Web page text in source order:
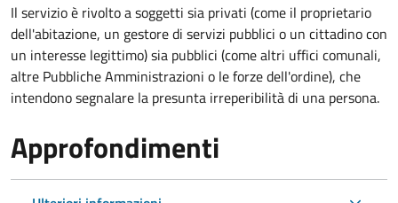
Il servizio è rivolto a soggetti sia privati (come il proprietario
dell'abitazione, un gestore di servizi pubblici o un cittadino con
un interesse legittimo) sia pubblici (come altri uffici comunali,
altre Pubbliche Amministrazioni o le forze dell'ordine), che
intendono segnalare la presunta irreperibilità di una persona.
Approfondimenti